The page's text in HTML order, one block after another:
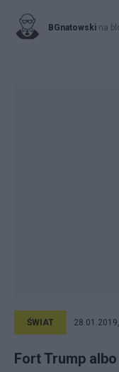
BGnatowski na
ŚWIAT
Fort Trump albo